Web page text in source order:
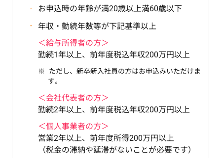
お申込時の年齢が満20歳以上満60歳以下
年収・勤続年数等が下記基準以上
＜給与所得者の方＞
勤続1年以上、前年度税込年収200万円以上
ただし、新卒新入社員の方はお申込みいただけま
す。
＜会社代表者の方＞
勤続2年以上、前年度税込年収200万円以上
＜個人事業者の方＞
営業2年以上、前年度所得200万円以上
（税金の滞納や延滞がないことが必要です）